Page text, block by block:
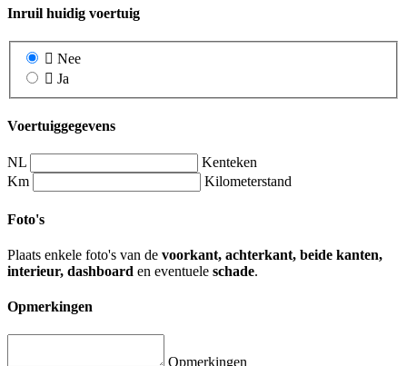
Inruil huidig voertuig
Nee
Ja
Voertuiggegevens
NL
Kenteken
Km
Kilometerstand
Foto's
Plaats enkele foto's van de voorkant, achterkant, beide kanten,
interieur, dashboard en eventuele schade.
Opmerkingen
Opmerkingen